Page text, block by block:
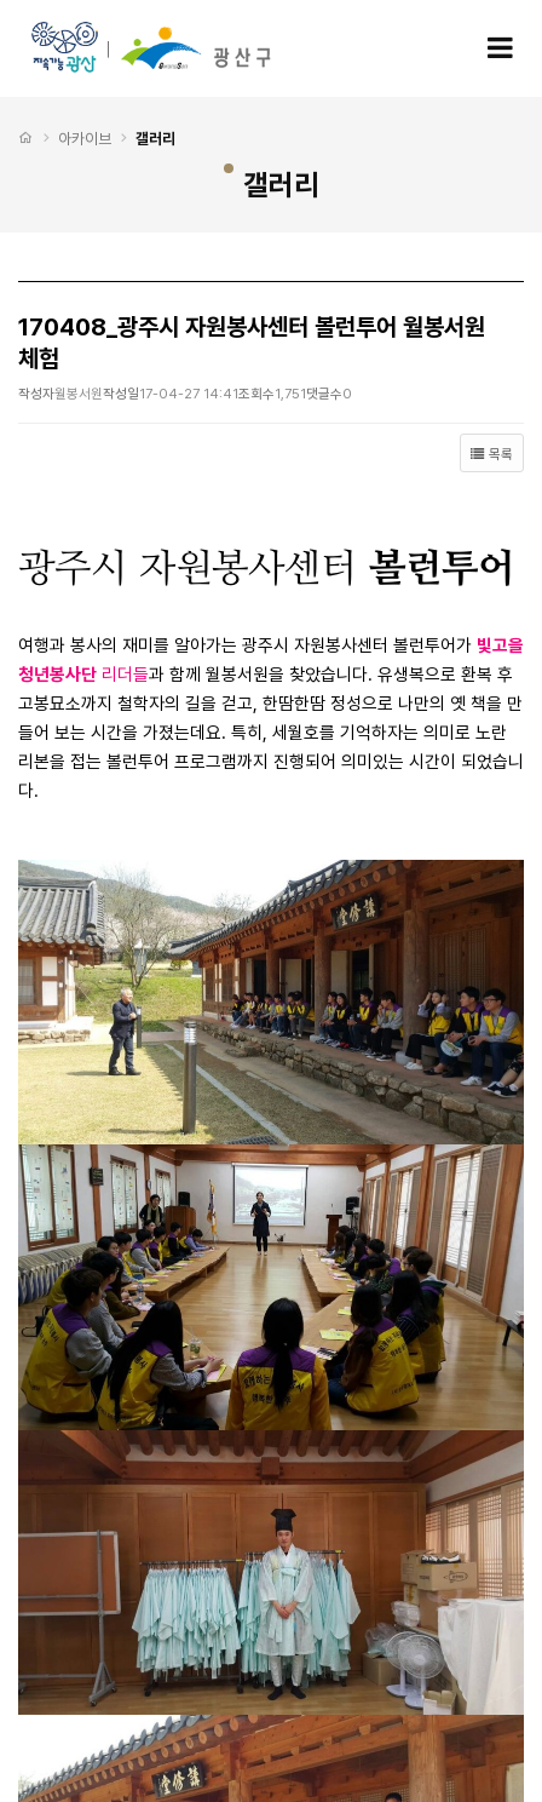
처음으로
아카이브 갤러리
갤러리
170408_광주시 자원봉사센터 볼런투어 월봉서원
체험
작성자월봉서원작성일17-04-27 14:41조회수1,751댓글수0
목록
광주시 자원봉사센터 볼런투어
여행과 봉사의 재미를 알아가는 광주시 자원봉사센터 볼런투어가 빛고을
청년봉사단 리더들과 함께 월봉서원을 찾았습니다. 유생복으로 환복 후
고봉묘소까지 철학자의 길을 걷고, 한땀한땀 정성으로 나만의 옛 책을 만
들어 보는 시간을 가졌는데요. 특히, 세월호를 기억하자는 의미로 노란
리본을 접는 볼런투어 프로그램까지 진행되어 의미있는 시간이 되었습니
다.